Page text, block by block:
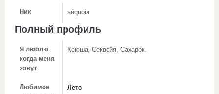
Ник séquoia
Полный профиль
Я люблю
когда меня
зовут
Ксюша, Cеквойя, Сахарок.
Любимое
Лето